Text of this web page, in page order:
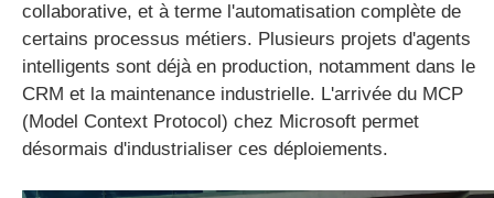
collaborative, et à terme l'automatisation complète de
certains processus métiers. Plusieurs projets d'agents
intelligents sont déjà en production, notamment dans le
CRM et la maintenance industrielle. L'arrivée du MCP
(Model Context Protocol) chez Microsoft permet
désormais d'industrialiser ces déploiements.